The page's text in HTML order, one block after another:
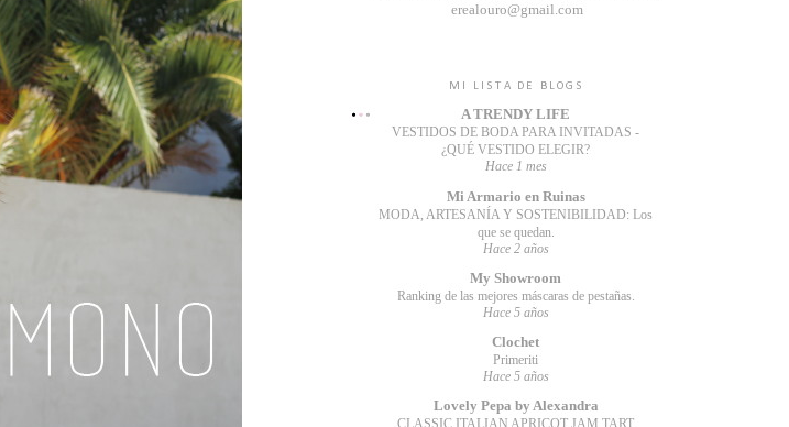
erealouro@gmail.com
MI LISTA DE BLOGS
A TRENDY LIFE
VESTIDOS DE BODA PARA INVITADAS -
¿QUÉ VESTIDO ELEGIR?
Hace 1 mes
Mi Armario en Ruinas
MODA, ARTESANÍA Y SOSTENIBILIDAD: Los
que se quedan.
Hace 2 años
My Showroom
Ranking de las mejores máscaras de pestañas.
Hace 5 años
Clochet
Primeriti
Hace 5 años
Lovely Pepa by Alexandra